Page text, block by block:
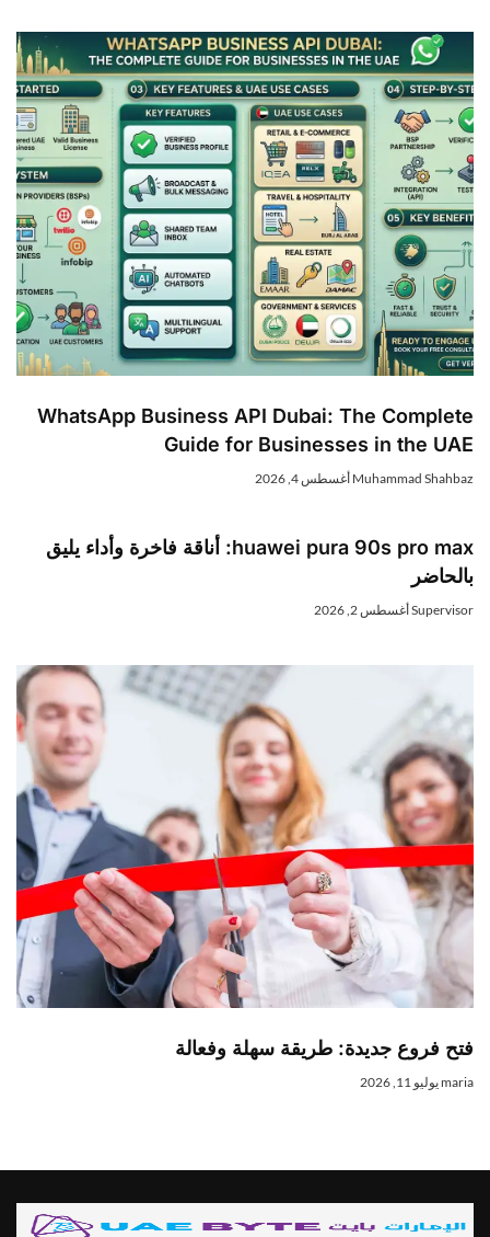
WhatsApp Business API Dubai: The Complete
Guide for Businesses in the UAE
Muhammad Shahbazأغسطس 4, 2026
huawei pura 90s pro max: أناقة فاخرة وأداء يليق
بالحاضر
Supervisorأغسطس 2, 2026
فتح فروع جديدة: طريقة سهلة وفعالة
mariaيوليو 11, 2026